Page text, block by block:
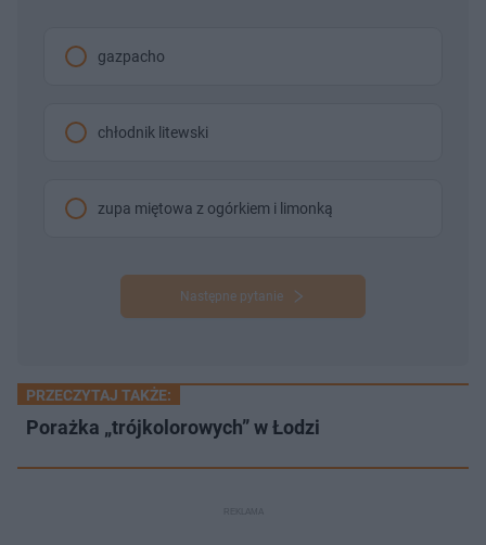
gazpacho
chłodnik litewski
zupa miętowa z ogórkiem i limonką
Następne pytanie
PRZECZYTAJ TAKŻE:
Porażka „trójkolorowych” w Łodzi